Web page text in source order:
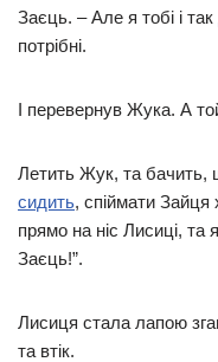
Заєць. – Але я тобі і так
потрібні.
І перевернув Жука. А
Летить Жук, та бачить,
сидить, спіймати
прямо на ніс Лисиці, та
Заєць!”.
Лисиця стала лапою
та втік.